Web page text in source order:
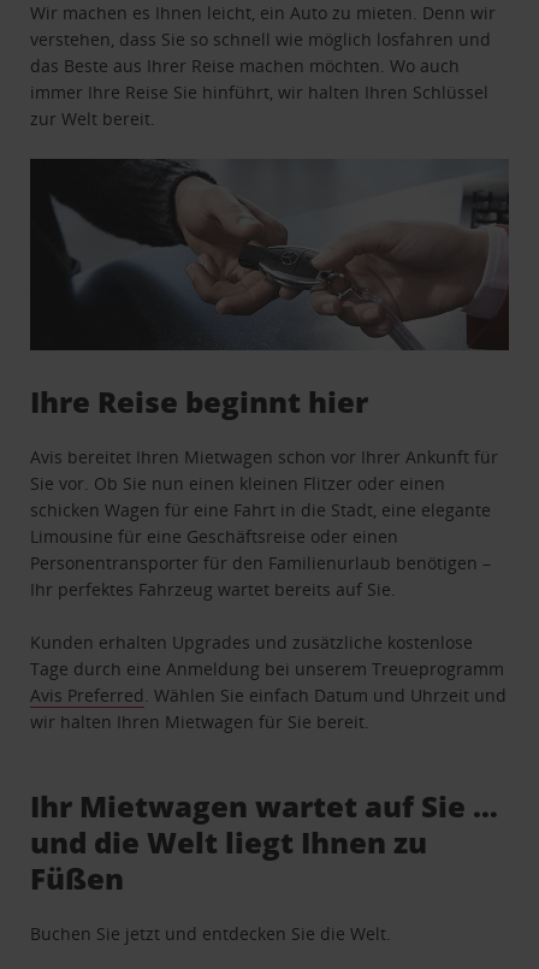
Wir machen es Ihnen leicht, ein Auto zu mieten. Denn wir
verstehen, dass Sie so schnell wie möglich losfahren und
das Beste aus Ihrer Reise machen möchten. Wo auch
immer Ihre Reise Sie hinführt, wir halten Ihren Schlüssel
zur Welt bereit.
Ihre Reise beginnt hier
Avis bereitet Ihren Mietwagen schon vor Ihrer Ankunft für
Sie vor. Ob Sie nun einen kleinen Flitzer oder einen
schicken Wagen für eine Fahrt in die Stadt, eine elegante
Limousine für eine Geschäftsreise oder einen
Personentransporter für den Familienurlaub benötigen –
Ihr perfektes Fahrzeug wartet bereits auf Sie.
Kunden erhalten Upgrades und zusätzliche kostenlose
Tage durch eine Anmeldung bei unserem Treueprogramm
Avis Preferred . Wählen Sie einfach Datum und Uhrzeit und
wir halten Ihren Mietwagen für Sie bereit.
Ihr Mietwagen wartet auf Sie …
und die Welt liegt Ihnen zu
Füßen
Buchen Sie jetzt und entdecken Sie die Welt.